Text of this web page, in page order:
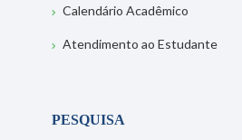
Calendário Acadêmico
Atendimento ao Estudante
PESQUISA